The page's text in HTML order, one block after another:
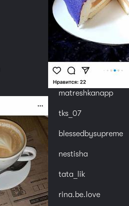
matreshkanapp
tks_07
blessedbysupreme
nestisha
tata_lik
rina.be.love